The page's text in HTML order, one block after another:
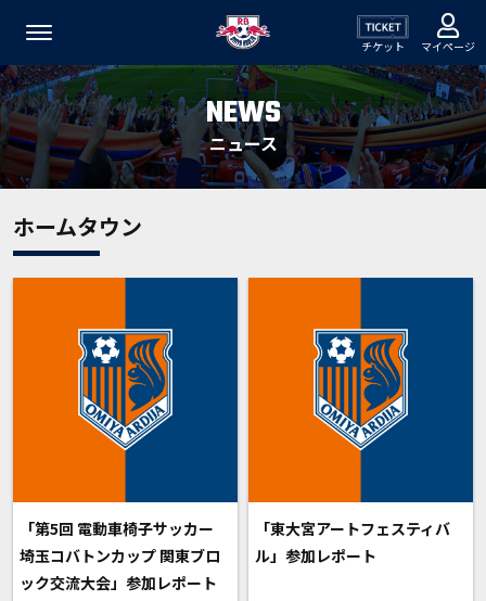
チケット マイページ
NEWS
ニュース
ホームタウン
「第5回 電動車椅子サッカー
埼玉コバトンカップ 関東ブロ
ック交流大会」参加レポート
「東大宮アートフェスティバ
ル」参加レポート